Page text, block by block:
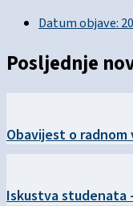
Datum objave:
Posljednje
Obavijest o
Iskustva studenata